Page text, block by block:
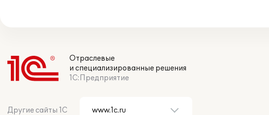
Отраслевые
и специализированные решения
1С:Предприятие
Другие сайты 1С